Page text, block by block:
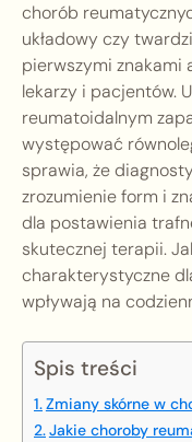
chorób
układowy czy
pierwszymi znakami
lekarzy i pacjentów.
reumatoidalnym
występować
sprawia, że
zrozumienie form i
dla postawienia
skutecznej terapii.
charakterystyczne
wpływają na
Spis treści
Zmiany skórne w
Jakie choroby